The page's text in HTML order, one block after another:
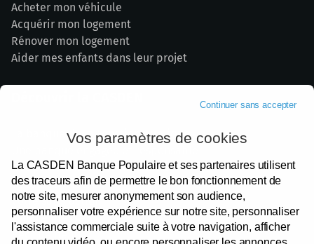
Acheter mon véhicule
Acquérir mon logement
Rénover mon logement
Aider mes enfants dans leur projet
La banque de la Fonction publique
Nos partenaires institutionnels
Devenir Sociétaire
Votre satisfaction
Espace presse
Recrutement
Continuer sans accepter
Vos paramètres de cookies
La CASDEN Banque Populaire et ses partenaires utilisent
des traceurs afin de permettre le bon fonctionnement de
notre site, mesurer anonymement son audience,
personnaliser votre expérience sur notre site, personnaliser
l'assistance commerciale suite à votre navigation, afficher